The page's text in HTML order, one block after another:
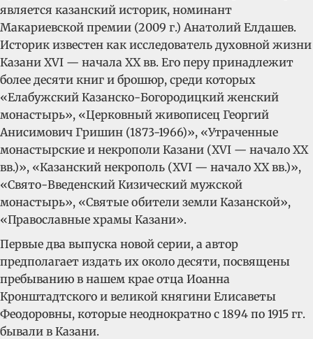
является казанский историк, номинант
Макариевской премии (2009 г.) Анатолий Елдашев.
Историк известен как исследователь духовной жизни
Казани XVI — начала XX вв. Его перу принадлежит
более десяти книг и брошюр, среди которых
«Елабужский Казанско-Богородицкий женский
монастырь», «Церковный живописец Георгий
Анисимович Гришин (1873-1966)», «Утраченные
монастырские и некрополи Казани (XVI — начало XX
вв.)», «Казанский некрополь (XVI — начало XX вв.)»,
«Свято-Введенский Кизический мужской
монастырь», «Святые обители земли Казанской»,
«Православные храмы Казани».
Первые два выпуска новой серии, а автор
предполагает издать их около десяти, посвящены
пребыванию в нашем крае отца Иоанна
Кронштадтского и великой княгини Елисаветы
Феодоровны, которые неоднократно с 1894 по 1915 гг.
бывали в Казани.